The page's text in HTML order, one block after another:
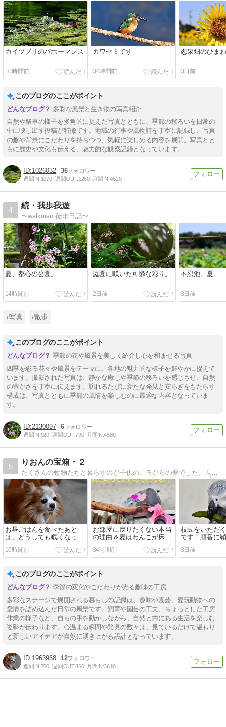
カイツブリのパホーマンス
10時間前
カワセミです
34時間前
恋泉畑のひま
3日前
このブログのここがポイント
多彩な風景と生き物の写真紹介
自然や祭事の様子を多角的に捉えた写真とともに、季節の移ろいを日常の
中に映し出す投稿が特徴です。地域の行事や風物詩を丁寧に記録し、写真
の趣や背景にこだわりを持ちつつ、気軽に楽しめる内容を展開。写真とと
もに歴史や文化も伝える、魅力的な観察記録となっています。
1026032 36
週間IN:1070 週間OUT:1260 月間IN:4620
4
続・我歩我遊
〜walkman 徒歩日記〜
夏、都心の公園。
14時間前
庭園に咲いた可憐な彩り。
2日前
不忍池、夏。
3日前
#写真 #散歩
このブログのここがポイント
季節の花や風景を美しく紹介し心を和ませる写真
四季を彩る花々や風景をテーマに、各地の魅力的な様子を鮮やかに捉えて
います。撮影された写真は、静かな癒しや季節の移ろいを感じさせ、自然
の豊かさを丁寧に伝えます。訪れるたびに新たな発見と安らぎをもたらす
構成は、写真とともに季節の風情を楽しむのに最適な内容となっていま
す。
2130097 6
週間IN:920 週間OUT:790 月間IN:4580
5
りおんの宝箱・２
お昼ごはんを食べたあと
は、どうしても眠くなって
しまうのです～！＆氷がお
気に召さないようです＆碧
た舟を洗いました！
10時間前
お部屋に戻りたくない本当
の理由＆夏はわんこが床に
のめり込みます＆めだかさ
んの卵、おめめが確認でき
34時間前
枝豆をいただ
です！順番に
いただきます
い！？欲しか
3日前
このブログのここがポイント
季節の変化やこだわりが光る趣味の工房
多彩なステージで展開される暮らしの記録は、趣味や園芸、愛玩動物への
愛情を詰め込んだ日常の風景です。飼育や園芸の工夫、ちょっとした工房
作業の様子など、自らの手を動かしながら、自然と共にある生活を楽しむ
姿勢が伝わります。心温まる瞬間や発見の数々は、見ているだけで温もり
と新しいアイデアが自然に湧き上がる設計となっています。
1963968 12
週間IN:760 週間OUT:860 月間IN:3610